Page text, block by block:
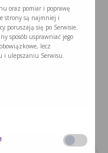
przekąski na imprezę
pod numerem
oraz pomiar i poprawę
strony są najmniej i
poruszają się po Serwisie.
sposób usprawniać jego
lecz
i ulepszaniu Serwisu.